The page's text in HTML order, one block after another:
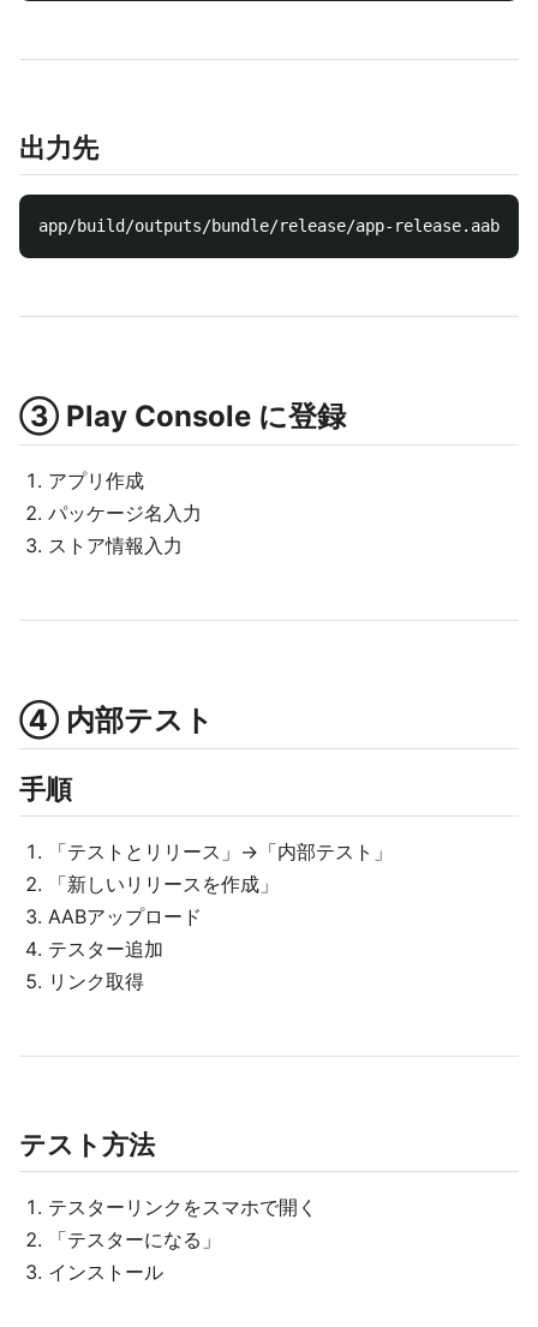
出力先
③ Play Console に登録
アプリ作成
パッケージ名入力
ストア情報入力
④ 内部テスト
手順
「テストとリリース」→「内部テスト」
「新しいリリースを作成」
AABアップロード
テスター追加
リンク取得
テスト方法
テスターリンクをスマホで開く
「テスターになる」
インストール